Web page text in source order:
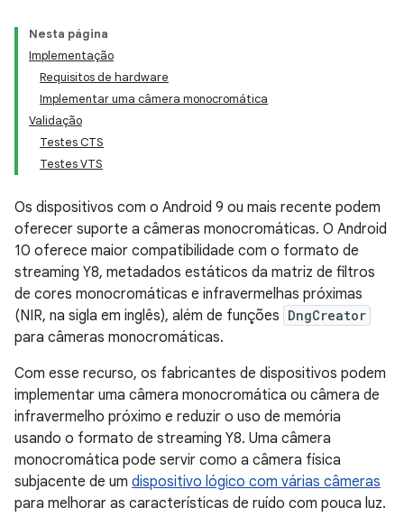
Nesta página
Implementação
Requisitos de hardware
Implementar uma câmera monocromática
Validação
Testes CTS
Testes VTS
Os dispositivos com o Android 9 ou mais recente podem
oferecer suporte a câmeras monocromáticas. O Android
10 oferece maior compatibilidade com o formato de
streaming Y8, metadados estáticos da matriz de filtros
de cores monocromáticas e infravermelhas próximas
(NIR, na sigla em inglês), além de funções DngCreator
para câmeras monocromáticas.
Com esse recurso, os fabricantes de dispositivos podem
implementar uma câmera monocromática ou câmera de
infravermelho próximo e reduzir o uso de memória
usando o formato de streaming Y8. Uma câmera
monocromática pode servir como a câmera física
subjacente de um dispositivo lógico com várias câmeras
para melhorar as características de ruído com pouca luz.